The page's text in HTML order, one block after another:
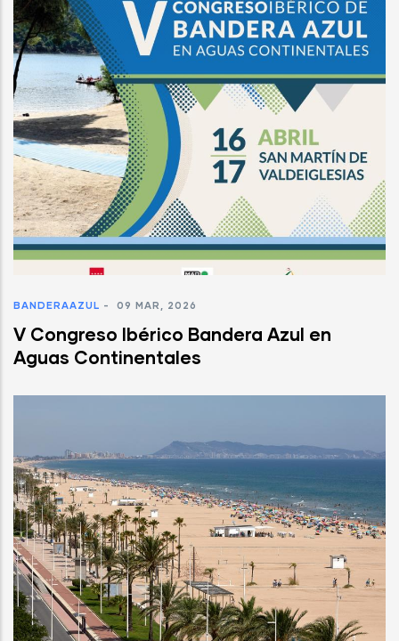
BANDERAAZUL - 09 MAR, 2026
V Congreso Ibérico Bandera Azul en
Aguas Continentales